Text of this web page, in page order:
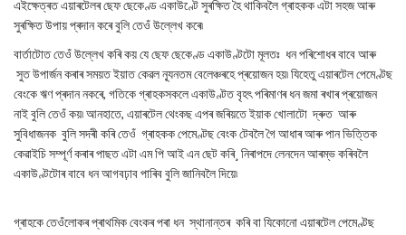
এইক্ষেত্ৰত এয়াৰটেলৰ ছেফ ছেকেণ্ড একাউণ্টে সুৰক্ষিত হৈ থাকিবলৈ গ্ৰাহকক এটা সহজ আৰু
সুৰক্ষিত উপায় প্ৰদান কৰে বুলি তেওঁ উল্লেখ কৰে৷
বাৰ্তাটোত তেওঁ উল্লেখ কৰি কয় যে ছেফ ছেকেণ্ড একাউণ্টটো মূলতঃ ধন পৰিশোধৰ বাবে আৰু
সুত উপাৰ্জন কৰাৰ সময়ত ইয়াত কেৱল ন্যূনতম বেলেঞ্চৰহে প্ৰয়োজন হয়৷ যিহেতু এয়াৰটেল পেমেণ্টছ
বেংকে ঋণ প্ৰদান নকৰে, গতিকে গ্ৰাহকসকলে একাউণ্টত বৃহৎ পৰিমাণৰ ধন জমা ৰখাৰ প্ৰয়োজন
নাই বুলি তেওঁ কয়৷ আনহাতে, এয়াৰটেল থেংকছ এপৰ জৰিয়তে ইয়াক খোলাটো দ্ৰুত আৰু
সুবিধাজনক বুলি সদৰী কৰি তেওঁ গ্ৰাহকক পেমেণ্টছ বেংক টেবলৈ গৈ আধাৰ আৰু পান ভিত্তিক
কেৱাইচি সম্পূৰ্ণ কৰাৰ পাছত এটা এম পি আই এন ছেট কৰি¸ নিৰাপদে লেনদেন আৰম্ভ কৰিবলৈ
একাউণ্টটোৰ বাবে ধন আগবঢ়াব পাৰিব বুলি জানিবলৈ দিয়ে৷
গ্ৰাহকে তেওঁলোকৰ প্ৰাথমিক বেংকৰ পৰা ধন স্থানান্তৰ কৰি বা যিকোনো এয়াৰটেল পেমেণ্টছ